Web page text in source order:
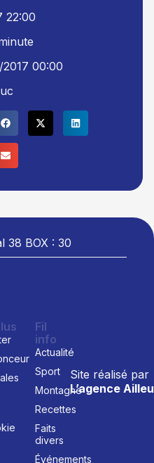
22:00
00:00
38 BOX : 30
Site réalisé par
L’agence
Fil
info
Actualité
Sport
Montagne
Recettes
Faits
divers
Événements